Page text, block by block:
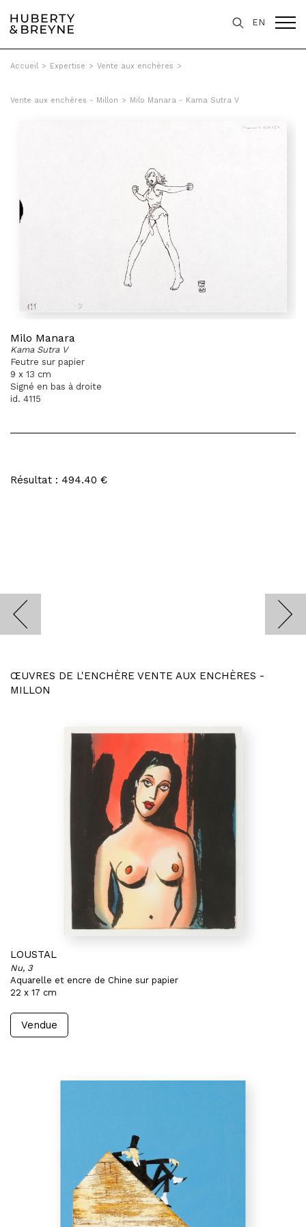
EN
Accueil > Expertise > Vente aux enchères >
Vente aux enchères - Millon > Milo Manara - Kama Sutra V
Milo Manara
Kama Sutra V
Feutre sur papier
9 x 13 cm
Signé en bas à droite
id. 4115
Résultat : 494.40 €
ŒUVRES DE L'ENCHÈRE VENTE AUX ENCHÈRES -
MILLON
LOUSTAL
Nu, 3
Aquarelle et encre de Chine sur papier
22 x 17 cm
Vendue